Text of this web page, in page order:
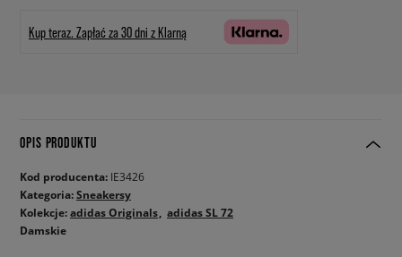
Kup teraz. Zapłać za 30 dni z Klarną
OPIS PRODUKTU
Kod producenta: IE3426
Kategoria:Sneakersy
Kolekcje:adidas Originals adidas SL 72
Damskie